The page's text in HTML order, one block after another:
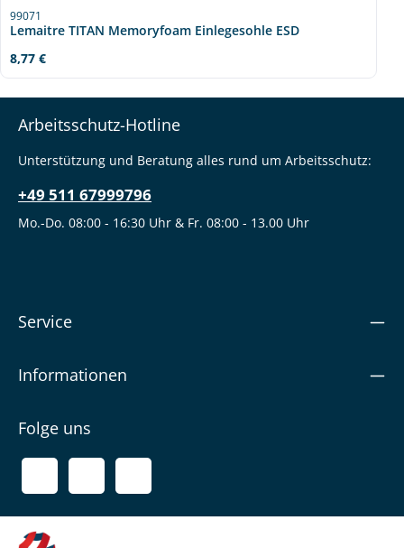
99071
Lemaitre TITAN Memoryfoam Einlegesohle ESD
Regulärer Preis:
8,77 €
Arbeitsschutz-Hotline
Unterstützung und Beratung alles rund um Arbeitsschutz:
+49 511 67999796
Mo.-Do. 08:00 - 16:30 Uhr & Fr. 08:00 - 13.00 Uhr
Service
Informationen
Folge uns